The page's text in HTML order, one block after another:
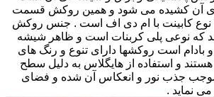
آن کشیده می شود و همین روکش قسمت
نوع کابینت با ام دی اف است . جنس روکش
که نوعی پلی کربنات است و ظاهر شیشه
بادام است روکشها دارای تنوع و رنگ های
و استفاده از هایگلاس به دلیل سطح
جذب نور و انعکاس آن شده و فضای
نماید .